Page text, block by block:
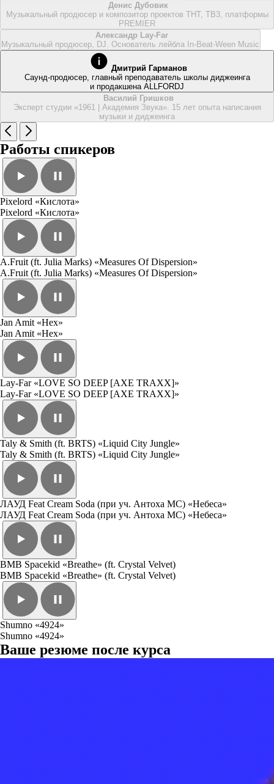
Денис Дубовик
Музыкальный продюсер и композитор проектов ТНТ, ТВ3, платформы
PREMIER
Александр Lay-Far
Музыкальный продюсер, DJ. Основатель лейбла In-Beat-Ween Music
Дмитрий Гарманов
Саунд-продюсер, главный преподаватель школы диджеинга
и продакшена ALLFORDJ
Василий Гришков
Эксперт студии «1961 | Академия Звука». 15 лет опыта написания
музыки и диджеинга
Работы спикеров
Pixelord «Кислота»
Pixelord «Кислота»
A.Fruit (ft. Julia Marks) «Measures Of Dispersion»
A.Fruit (ft. Julia Marks) «Measures Of Dispersion»
Jan Amit «Hex»
Jan Amit «Hex»
Lay-Far «LOVE SO DEEP [AXE TRAXX]»
Lay-Far «LOVE SO DEEP [AXE TRAXX]»
Taly & Smith (ft. BRTS) «Liquid City Jungle»
Taly & Smith (ft. BRTS) «Liquid City Jungle»
ЛАУД Feat Cream Soda (при уч. Антоха МС) «Небеса»
ЛАУД Feat Cream Soda (при уч. Антоха МС) «Небеса»
BMB Spacekid «Breathe» (ft. Crystal Velvet)
BMB Spacekid «Breathe» (ft. Crystal Velvet)
Shumno «4924»
Shumno «4924»
Ваше резюме после курса